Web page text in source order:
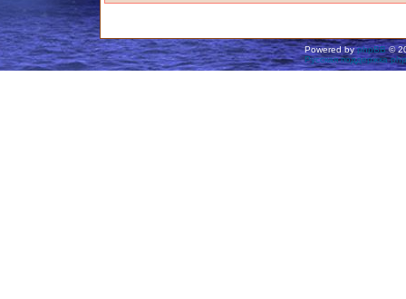
Powered byphpBB©
Русская поддержка